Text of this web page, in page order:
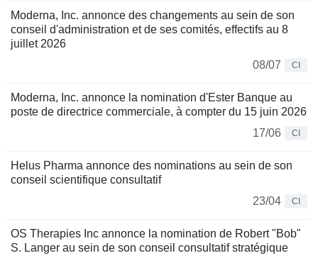
Moderna, Inc. annonce des changements au sein de son
conseil d'administration et de ses comités, effectifs au 8
juillet 2026
08/07
CI
Moderna, Inc. annonce la nomination d'Ester Banque au
poste de directrice commerciale, à compter du 15 juin 2026
17/06
CI
Helus Pharma annonce des nominations au sein de son
conseil scientifique consultatif
23/04
CI
OS Therapies Inc annonce la nomination de Robert "Bob"
S. Langer au sein de son conseil consultatif stratégique